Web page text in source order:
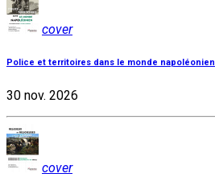
cover
Police et territoires dans le monde napoléonien
30 nov. 2026
cover